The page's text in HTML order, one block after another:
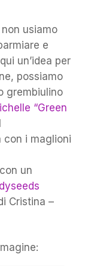
usiamo
e
un’idea per
possiamo
grembiulino
“Green
con i maglioni
un
Cristina –